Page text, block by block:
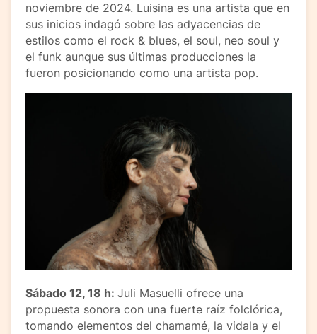
noviembre de 2024. Luisina es una artista que en
sus inicios indagó sobre las adyacencias de
estilos como el rock & blues, el soul, neo soul y
el funk aunque sus últimas producciones la
fueron posicionando como una artista pop.
Sábado 12, 18 h: Juli Masuelli ofrece una
propuesta sonora con una fuerte raíz folclórica,
tomando elementos del chamamé, la vidala y el